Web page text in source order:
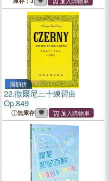
滿額折
22.徹爾尼三十練習曲
Op.849
無庫存